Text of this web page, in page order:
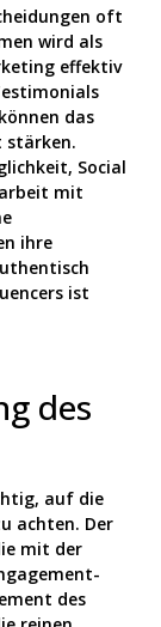
oft
wird als
effektiv
das
stärken.
Social
mit
ihre
ist
des
auf die
achten. Der
mit der
des